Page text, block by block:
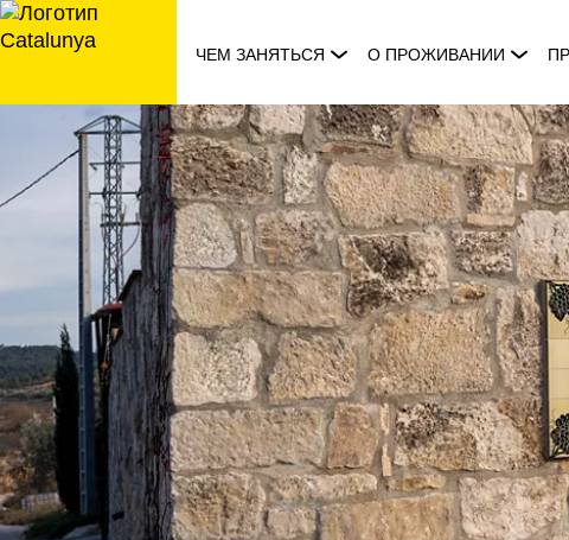
перейти
к
ЧЕМ ЗАНЯТЬСЯ О ПРОЖИВАНИИ